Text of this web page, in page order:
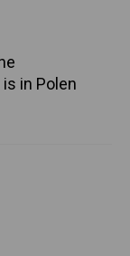
in Polen